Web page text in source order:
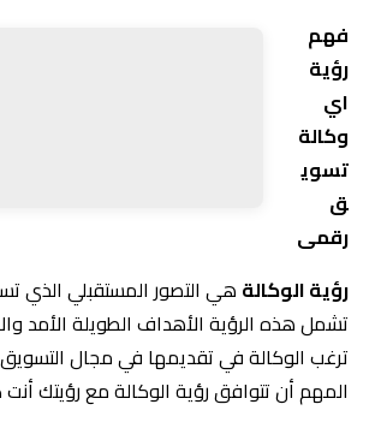
رؤية الوكالة
تشمل هذه الرؤية الأهداف الطويلة الأمد
ترغب الوكالة في تقديمها في مجال التسويق
المهم أن تتوافق رؤية الوكالة مع رؤيتك أنت
شركة التزام للتسويق الإلكتروني تعمل على
وتتمسك بقيم مهمة.
رؤيتنا
رؤية الشركة هي أن تصبح رائد في مجال
بمدينة الرياض. تهدف الشركة إلى تحقيق
خلال تطبيق استراتيجيات تسويق مدروسة
تواصل الشركات مع عملائها، وبناء جسور